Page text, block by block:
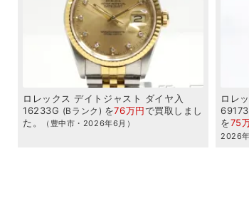
ロレックス デイトジャスト ダイヤ入
16233G
Bランク を76万円で買取 しまし
た。
（豊中市・2026年6月）
ロレ
を75
2026年